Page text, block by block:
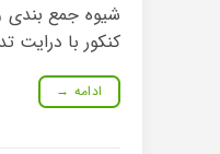
شیوه جمع بندی
کنکور با
ادامه →